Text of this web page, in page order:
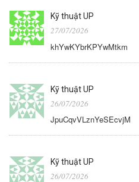
Kỹ thuật UP
27/07/2026
khYwKYbrKPYwMtkm
Kỹ thuật UP
26/07/2026
JpuCqvVLznYeSEcvjM
Kỹ thuật UP
26/07/2026